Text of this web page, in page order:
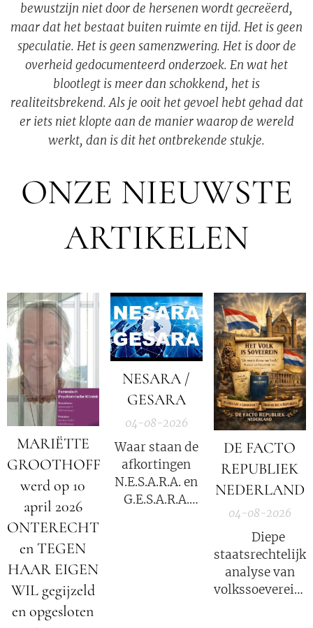
bewustzijn niet door de hersenen wordt gecreëerd,
maar dat het bestaat buiten ruimte en tijd. Het is geen
speculatie. Het is geen samenzwering. Het is door de
overheid gedocumenteerd onderzoek. En wat het
blootlegt is meer dan schokkend, het is
realiteitsbrekend. Als je ooit het gevoel hebt gehad dat
er iets niet klopte aan de manier waarop de wereld
werkt, dan is dit het ontbrekende stukje.
ONZE NIEUWSTE
ARTIKELEN
MARIËTTE
GROOTHOFF
werd op 10
april 2026
ONTERECHT
en TEGEN
HAAR EIGEN
WIL gegijzeld
en opgesloten
NESARA /
GESARA
04-08-2026
Waar staan de
afkortingen
N.E.S.A.R.A. en
G.E.S.A.R.A.
DE FACTO
REPUBLIEK
NEDERLAND
04-08-2026
⚖️ Diepe
staatsrechtelijke
analyse van